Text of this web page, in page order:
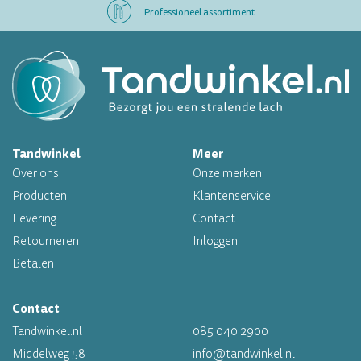
Professioneel assortiment
Op werkdagen voor 16.00 uur besteld, morgen in huis
Professioneel assortiment
Altijd op voorraad
Tandwinkel
Over ons
Producten
Levering
Retourneren
Betalen
Meer
Onze merken
Klantenservice
Contact
Inloggen
Contact
Tandwinkel.nl
Middelweg 58
085 040 2900
info@tandwinkel.nl